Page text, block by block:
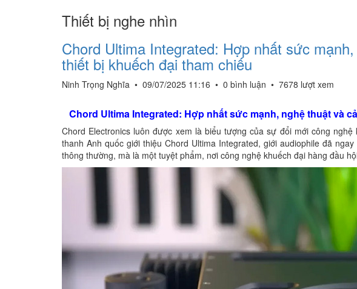
Thiết bị nghe nhìn
Chord Ultima Integrated: Hợp nhất sức
thiết bị khuếch đại tham chiếu
Ninh Trọng Nghĩa • 09/07/2025 11:16 • 0 bình luận • 7678 lượt xem
Chord Ultima Integrated: Hợp nhất sức mạnh, nghệ thuật và
Chord Electronics luôn được xem là biểu tượng của sự đổi mới công
thanh Anh quốc giới thiệu Chord Ultima Integrated, giới audiophile đã
thông thường, mà là một tuyệt phẩm, nơi công nghệ khuếch đại hàng đầu